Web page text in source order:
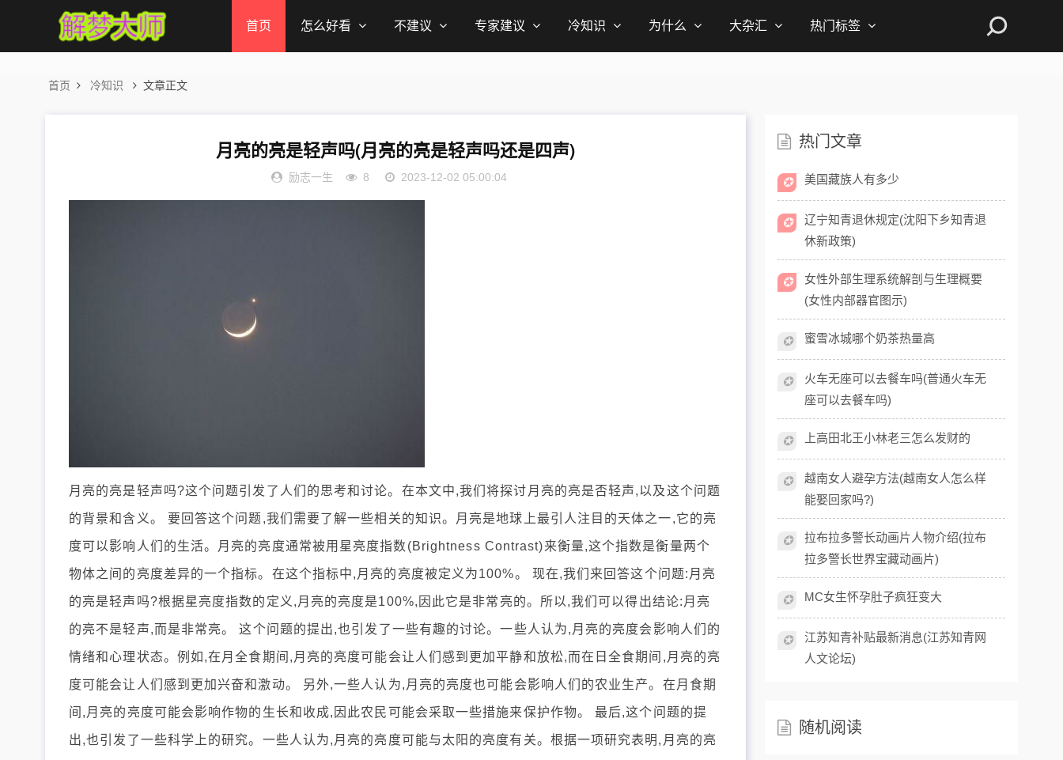
首页 怎么好看 不建议 专家建议 冷知识 为什么 大杂汇 热门标签
首页 冷知识 文章正文
月亮的亮是轻声吗(月亮的亮是轻声吗还是四声)
励志一生 8 2023-12-02 05:00:04
月亮的亮是轻声吗?这个问题引发了人们的思考和讨论。在本文中,我们将探讨月亮的亮是否轻声,以及这个问题
的背景和含义。 要回答这个问题,我们需要了解一些相关的知识。月亮是地球上最引人注目的天体之一,它的亮
度可以影响人们的生活。月亮的亮度通常被用星亮度指数(Brightness Contrast)来衡量,这个指数是衡量两个
物体之间的亮度差异的一个指标。在这个指标中,月亮的亮度被定义为100%。 现在,我们来回答这个问题:月亮
的亮是轻声吗?根据星亮度指数的定义,月亮的亮度是100%,因此它是非常亮的。所以,我们可以得出结论:月亮
的亮不是轻声,而是非常亮。 这个问题的提出,也引发了一些有趣的讨论。一些人认为,月亮的亮度会影响人们的
情绪和心理状态。例如,在月全食期间,月亮的亮度可能会让人们感到更加平静和放松,而在日全食期间,月亮的亮
度可能会让人们感到更加兴奋和激动。 另外,一些人认为,月亮的亮度也可能会影响人们的农业生产。在月食期
间,月亮的亮度可能会影响作物的生长和收成,因此农民可能会采取一些措施来保护作物。 最后,这个问题的提
出,也引发了一些科学上的研究。一些人认为,月亮的亮度可能与太阳的亮度有关。根据一项研究表明,月亮的亮
热门文章
✪ 美国藏族人有多少
✪
辽宁知青退休规定(沈阳下乡知青退
休新政策)
✪
女性外部生理系统解剖与生理概要
(女性内部器官图示)
✪ 蜜雪冰城哪个奶茶热量高
✪
火车无座可以去餐车吗(普通火车无
座可以去餐车吗)
✪ 上高田北王小林老三怎么发财的
✪
越南女人避孕方法(越南女人怎么样
能娶回家吗?)
✪
拉布拉多警长动画片人物介绍(拉布
拉多警长世界宝藏动画片)
✪ MC女生怀孕肚子疯狂变大
✪
江苏知青补贴最新消息(江苏知青网
人文论坛)
随机阅读